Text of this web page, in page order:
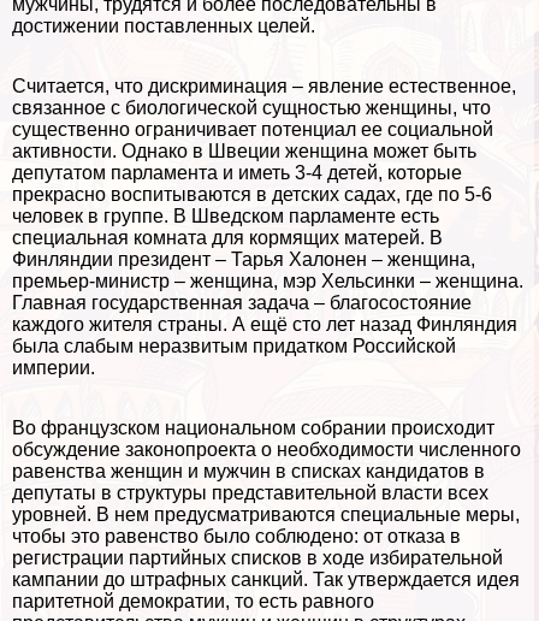
мужчины, трудятся и более последовательны в
достижении поставленных целей.
Считается, что дискриминация – явление естественное,
связанное с биологической сущностью женщины, что
существенно ограничивает потенциал ее социальной
активности. Однако в Швеции женщина может быть
депутатом парламента и иметь 3-4 детей, которые
прекрасно воспитываются в детских садах, где по 5-6
человек в группе. В Шведском парламенте есть
специальная комната для кормящих матерей. В
Финляндии президент – Тарья Халонен – женщина,
премьер-министр – женщина, мэр Хельсинки – женщина.
Главная государственная задача – благосостояние
каждого жителя страны. А ещё сто лет назад Финляндия
была слабым неразвитым придатком Российской
империи.
Во французском национальном собрании происходит
обсуждение законопроекта о необходимости численного
равенства женщин и мужчин в списках кандидатов в
депутаты в структуры представительной власти всех
уровней. В нем предусматриваются специальные меры,
чтобы это равенство было соблюдено: от отказа в
регистрации партийных списков в ходе избирательной
кампании до штрафных санкций. Так утверждается идея
паритетной демократии, то есть равного